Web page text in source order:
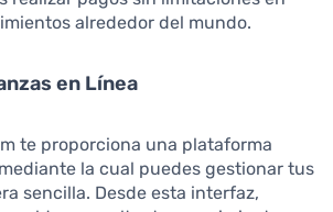
alrededor del mundo.
en Línea
te proporciona una plataforma
la cual puedes gestionar tus
sencilla. Desde esta interfaz,